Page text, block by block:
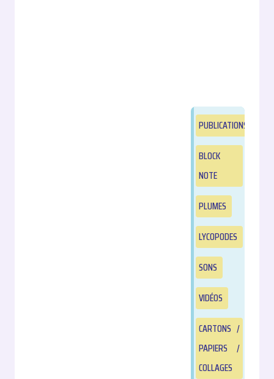
PUBLICATIONS
BLOCK
NOTE
PLUMES
LYCOPODES
SONS
VIDÉOS
CARTONS /
PAPIERS /
COLLAGES